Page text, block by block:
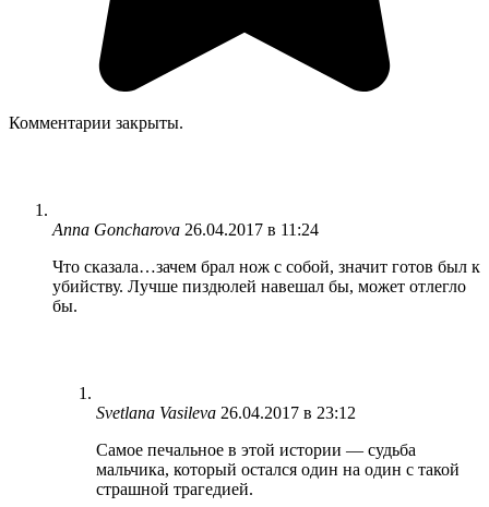
Комментарии закрыты.
Anna Goncharova 26.04.2017 в 11:24
Что сказала…зачем брал нож с собой, значит готов был к
убийству. Лучше пиздюлей навешал бы, может отлегло
бы.
Svetlana Vasileva 26.04.2017 в 23:12
Самое печальное в этой истории — судьба
мальчика, который остался один на один с такой
страшной трагедией.